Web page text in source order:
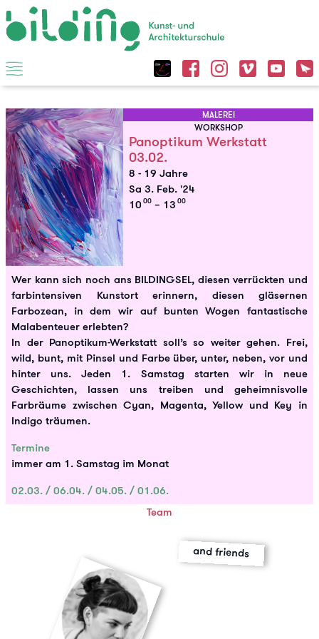
MALEREI
WORKSHOP
Panoptikum Werkstatt
03.02.
8 - 19 Jahre
Sa 3. Feb. '24
10 00 – 13 00
Wer kann sich noch ans BILDINGSEL, diesen verrückten und
farbintensiven Kunstort erinnern, diesen gläsernen
Farbozean, in dem wir auf bunten Wogen fantastische
Malabenteuer erlebten?
In der Panoptikum-Werkstatt soll’s so weiter gehen. Frei,
wild, bunt, mit Pinsel und Farbe über, unter, neben, vor und
hinter uns. Jeden 1. Samstag starten wir in neue
Geschichten, lassen uns treiben und geheimnisvolle
Farbräume zwischen Cyan, Magenta, Yellow und Key in
Indigo träumen.
Termine
immer am 1. Samstag im Monat
02.03. / 06.04. / 04.05. / 01.06.
Team
and friends